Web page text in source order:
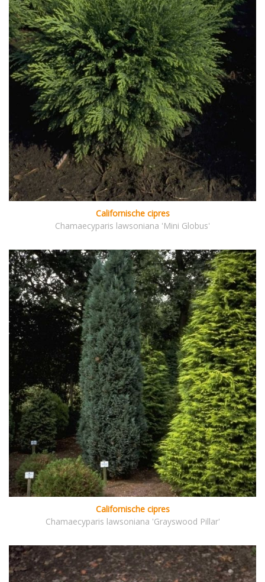
Californische cipres
Chamaecyparis lawsoniana 'Mini Globus'
Californische cipres
Chamaecyparis lawsoniana 'Grayswood Pillar'